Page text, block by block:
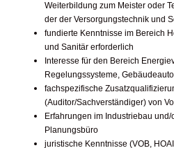
Weiterbildung zum Meister oder
der der Versorgungstechnik und
fundierte Kenntnisse im Bereich
und Sanitär erforderlich
Interesse für den Bereich
Regelungssysteme,
fachspezifische
(Auditor/Sachverständiger) von
Erfahrungen im Industriebau
Planungsbüro
juristische Kenntnisse (VOB,